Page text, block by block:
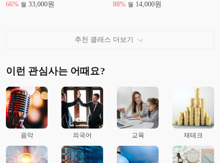
66% 월 33,000원 88% 월 14,000원
추천 클래스 더보기
이런 관심사는 어때요?
음악 외국어 교육 재테크